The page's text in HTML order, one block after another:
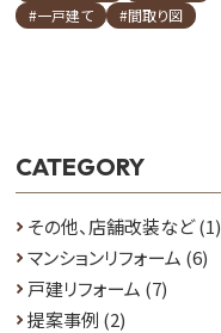
#一戸建て
#間取り図
CATEGORY
その他、店舗改装など(1)
マンションリフォーム (6)
戸建リフォーム (7)
提案事例 (2)